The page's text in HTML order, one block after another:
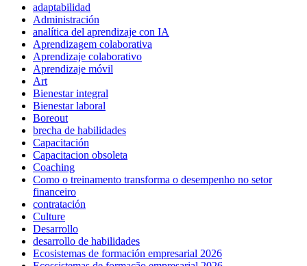
adaptabilidad
Administración
analítica del aprendizaje con IA
Aprendizagem colaborativa
Aprendizaje colaborativo
Aprendizaje móvil
Art
Bienestar integral
Bienestar laboral
Boreout
brecha de habilidades
Capacitación
Capacitacion obsoleta
Coaching
Como o treinamento transforma o desempenho no setor
financeiro
contratación
Culture
Desarrollo
desarrollo de habilidades
Ecosistemas de formación empresarial 2026